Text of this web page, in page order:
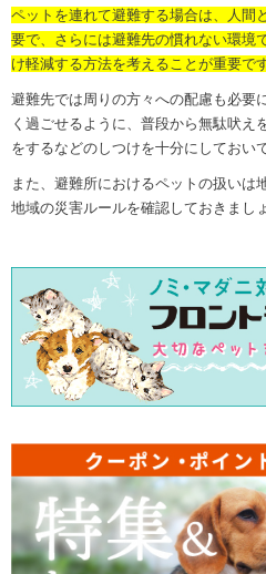
ペットを連れて避難する場合は、人間
要で、さらには避難先の慣れない環境
け軽減する方法を考えることが重要です
避難先では周りの方々への配慮も必要
く過ごせるように、普段から無駄吠え
をするなどのしつけを十分にしておい
また、避難所におけるペットの扱いは
地域の災害ルールを確認しておきましょ